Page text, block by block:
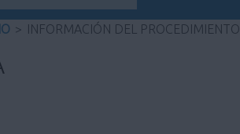
> INFORMACIÓN DEL PROCEDIMIENTO